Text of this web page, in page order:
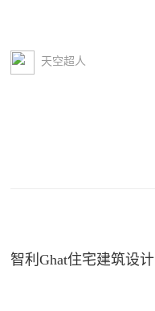
天空超人
智利Ghat住宅建筑设计